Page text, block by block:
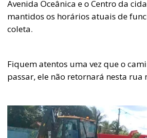
Avenida Oceânica e o Centro da
mantidos os horários atuais de
coleta.
Fiquem atentos uma vez que o
passar, ele não retornará nesta rua